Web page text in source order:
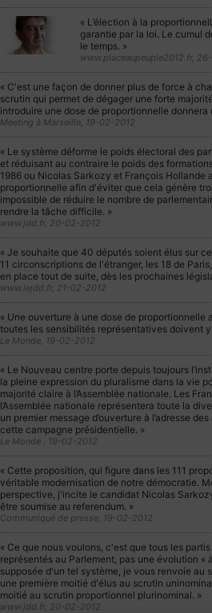
« L’élection à la
garantie par la loi. Le cumul
le temps. »
www.placeaupeuple2012.fr,
« C'est une façon de donner plus de force à
scrutin qui permet de dégager une forte
introduire une dose de proportionnelle
Meeting à Marseille, 19-02-2012
« Le système déforme le poids électoral des
et réduisant au contraire le poids des
1986 ou Nicolas Sarkozy et François
proportionnelle afin d'éviter que cela génère
impossible de réduire le nombre de
rendre la tâche difficile. »
www.jdd.fr, 20-02-2012
« Je souhaite que 40 députés soient élus sur
11 circonscriptions de l'étranger, les 18 de
en place tout de suite, dès les prochaines
www.lejdd.fr, 21-02-2012
« Une ouverture à une dose de
toutes les sensibilités représentatives doivent
Le Monde, 19-02-2012
« Le Nouveau centre porte depuis toujours
la pleine expression du pluralisme dans la vie
majorité claire à l’Assemblée nationale. Les
l’Assemblée nationale représentera toute la
un premier message d’ouverture à l’adresse
cette campagne présidentielle. »
Le Monde , 19-02-2012
« Cette proposition, qui figure dans les 111
véritable modernisation de notre démocratie.
perspective, j'incite le candidat Nicolas
être soumise au referendum. »
Communiqué de presse, 19-02-2012
« Ce que nous voulons, c'est que tous les
représentés au Parlement, pas une évolution
supposée d'un tel système, je vous renvoie
une première moitié d'élus au scrutin
moitié au scrutin proportionnel plurinominal. »
www.jdd.fr, 20-02-2012